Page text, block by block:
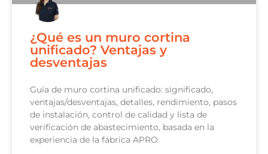
¿Qué es un muro cortina
unificado? Ventajas y
desventajas
Guía de muro cortina unificado: significado,
ventajas/desventajas, detalles, rendimiento, pasos
de instalación, control de calidad y lista de
verificación de abastecimiento, basada en la
experiencia de la fábrica APRO.